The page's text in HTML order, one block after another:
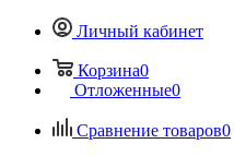
Личный кабинет
Корзина0
Отложенные0
Сравнение товаров0